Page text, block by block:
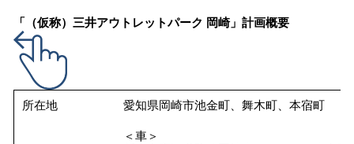
「（仮称）三井アウトレットパーク 岡崎」計画概要
所在地 愛知県岡崎市池金町、舞木町、本宿町
＜車＞